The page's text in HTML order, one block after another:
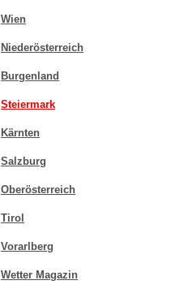
Wien
Niederösterreich
Burgenland
Steiermark
Kärnten
Salzburg
Oberösterreich
Tirol
Vorarlberg
Wetter Magazin